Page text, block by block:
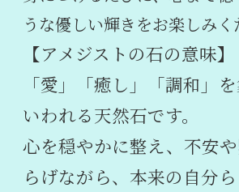
うな優しい輝きをお楽しみく
【アメジストの石の意味】
「愛」「癒し」「調和」
いわれる天然石です。
心を穏やかに整え、不安
らげながら、本来の自分